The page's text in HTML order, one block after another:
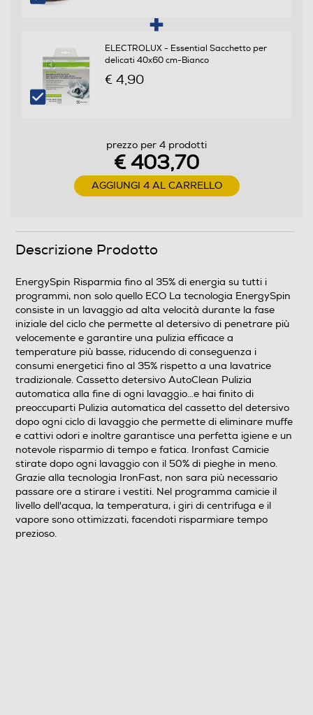
47
Consumo ponderato di energia per 100 cicli (kWh)
Programmi
Programma Eco
Programma lavaggio a mano
Programma breve
Programma lana
Programmi speciali
Eco 40-60°C, Cotone, Sintetico, Rapido, A mano/Lana,
Jeans/denim, Mix, Centrifuga/scarico, Risciacquo,
Hygiene+, Stain care, Camicia/maglietta, Vapore,
Freddo
Funzioni e Plus
ELECTROLUX - Essential Sacchetto per
delicati 40x60 cm-Bianco
€ 4,90
prezzo per 4 prodotti
€ 403,70
AGGIUNGI 4 AL CARRELLO
Descrizione Prodotto
EnergySpin Risparmia fino al 35% di energia su tutti i
programmi, non solo quello ECO La tecnologia EnergySpin
consiste in un lavaggio ad alta velocità durante la fase
iniziale del ciclo che permette al detersivo di penetrare più
velocemente e garantire una pulizia efficace a
temperature più basse, riducendo di conseguenza i
consumi energetici fino al 35% rispetto a una lavatrice
tradizionale. Cassetto detersivo AutoClean Pulizia
automatica alla fine di ogni lavaggio…e hai finito di
preoccuparti Pulizia automatica del cassetto del detersivo
dopo ogni ciclo di lavaggio che permette di eliminare muffe
e cattivi odori e inoltre garantisce una perfetta igiene e un
notevole risparmio di tempo e fatica. Ironfast Camicie
stirate dopo ogni lavaggio con il 50% di pieghe in meno.
Grazie alla tecnologia IronFast, non sara più necessario
passare ore a stirare i vestiti. Nel programma camicie il
livello dell'acqua, la temperatura, i giri di centrifuga e il
vapore sono ottimizzati, facendoti risparmiare tempo
prezioso.